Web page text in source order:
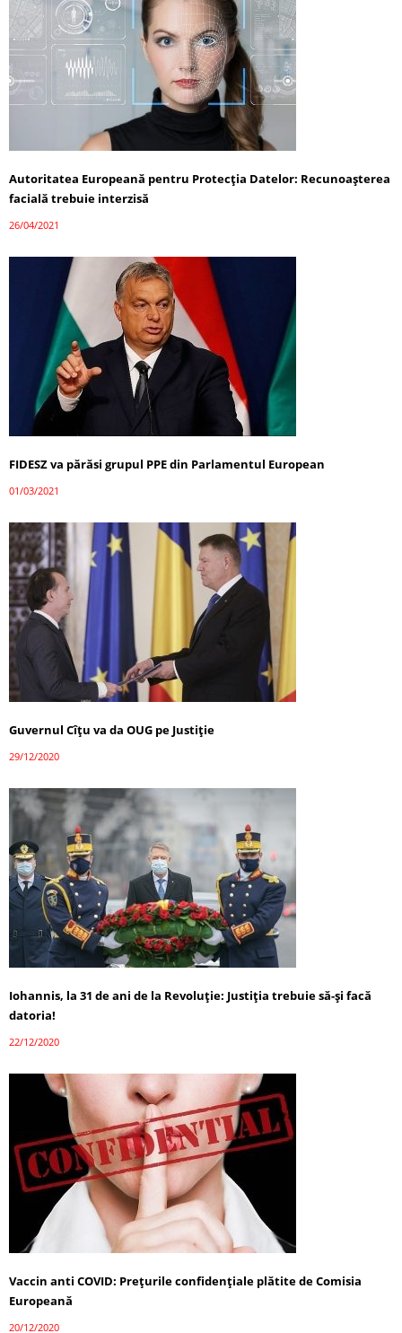
Autoritatea Europeană pentru Protecția Datelor: Recunoașterea
facială trebuie interzisă
26/04/2021
FIDESZ va părăsi grupul PPE din Parlamentul European
01/03/2021
Guvernul Cîțu va da OUG pe Justiție
29/12/2020
Iohannis, la 31 de ani de la Revoluție: Justiția trebuie să-și facă
datoria!
22/12/2020
Vaccin anti COVID: Preţurile confidenţiale plătite de Comisia
Europeană
20/12/2020